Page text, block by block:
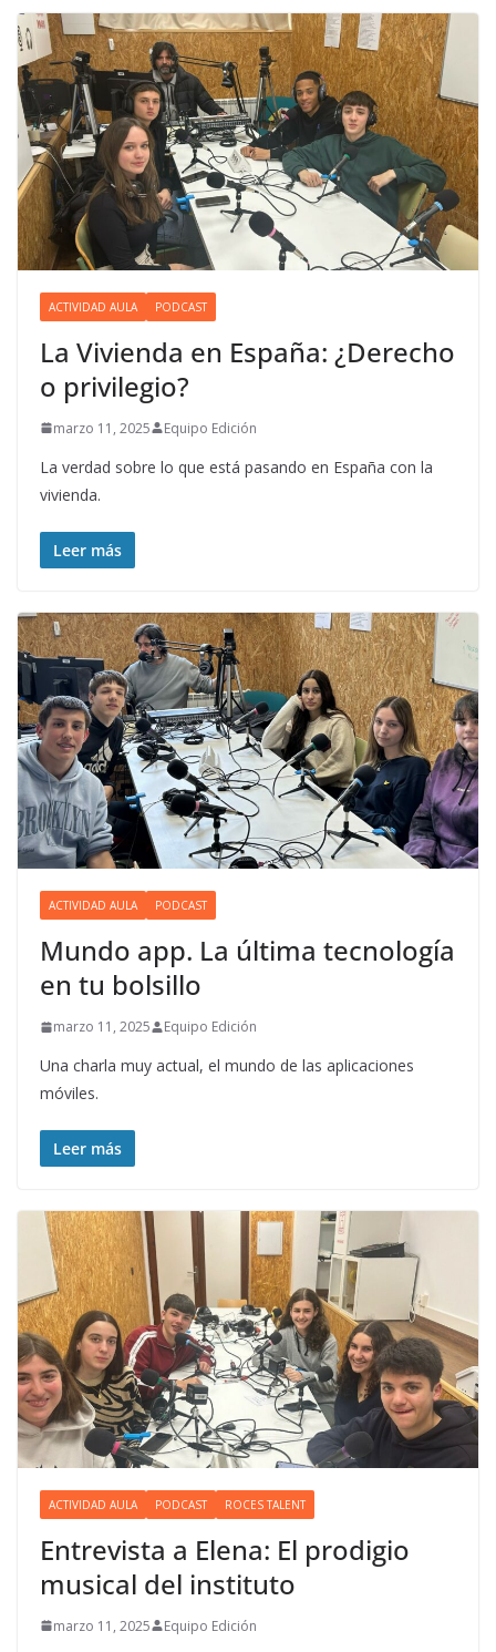
ACTIVIDAD AULA PODCAST
La Vivienda en España: ¿Derecho
o privilegio?
marzo 11, 2025 Equipo Edición
La verdad sobre lo que está pasando en España con la
vivienda.
Leer más
ACTIVIDAD AULA PODCAST
Mundo app. La última tecnología
en tu bolsillo
marzo 11, 2025 Equipo Edición
Una charla muy actual, el mundo de las aplicaciones
móviles.
Leer más
ACTIVIDAD AULA PODCAST ROCES TALENT
Entrevista a Elena: El prodigio
musical del instituto
marzo 11, 2025 Equipo Edición